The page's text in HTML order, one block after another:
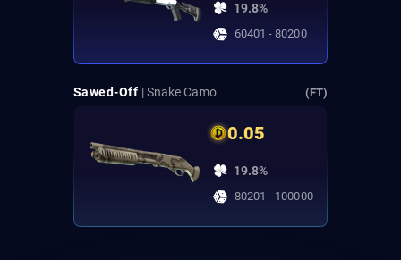
19.8%
60401 - 80200
Sawed-Off | Snake Camo (FT)
0.05
19.8%
80201 - 100000